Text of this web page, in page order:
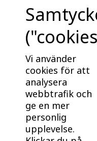
Fördelar med
Nybyggt är
för plånboken, och
det är klokt att köpa
BoKlok.
Vi använder
cookies för att
analysera
webbtrafik och
ge en mer
personlig
upplevelse.